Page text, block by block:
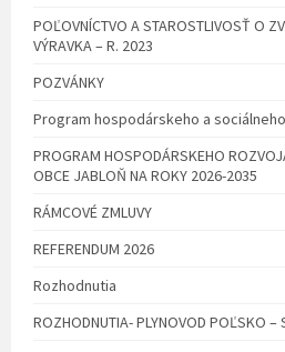
POĽOVNÍCTVO A STAROSTLIVOSŤ O
VÝRAVKA – R. 2023
POZVÁNKY
Program hospodárskeho a
PROGRAM HOSPODÁRSKEHO
OBCE JABLOŇ NA ROKY 2026-2035
RÁMCOVÉ ZMLUVY
REFERENDUM 2026
Rozhodnutia
ROZHODNUTIA- PLYNOVOD POĽSKO –